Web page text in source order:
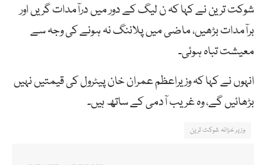
شوکت ترین نے کہا کہ ن لیگ کے دور میں درآمدات گریں اور
برآمدات بڑھیں، ماضی میں پلاننگ نہ ہونے کی وجہ سے
معیشت تباہ ہوئی۔
انہوں نے کہا کہ وزیراعظم عمران خان پیٹرول کی قیمتیں نہیں
بڑھائیں گے، وہ غریب آدمی کے ساتھ ہیں۔
وزیر خزانہ شوکت ترین